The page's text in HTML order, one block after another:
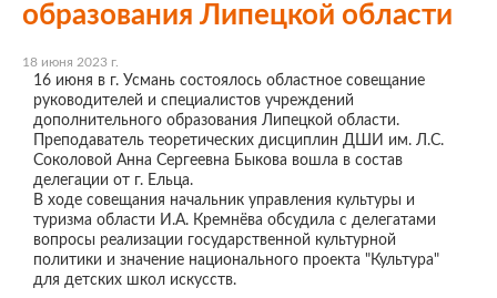
образования Липецкой области
18 июня 2023 г.
16 июня в г. Усмань состоялось областное совещание
руководителей и специалистов учреждений
дополнительного образования Липецкой области.
Преподаватель теоретических дисциплин ДШИ им. Л.С.
Соколовой Анна Сергеевна Быкова вошла в состав
делегации от г. Ельца.
В ходе совещания начальник управления культуры и
туризма области И.А. Кремнёва обсудила с делегатами
вопросы реализации государственной культурной
политики и значение национального проекта "Культура"
для детских школ искусств.